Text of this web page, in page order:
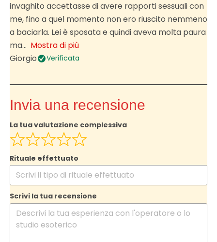
invaghito accettasse di avere rapporti sessuali con
me, fino a quel momento non ero riuscito nemmeno
a baciarla. Lei è sposata e quindi aveva molta paura
ma
Mostra di più
Giorgio
Verificata
Invia una recensione
La tua valutazione complessiva
Rituale effettuato
Scrivi la tua recensione